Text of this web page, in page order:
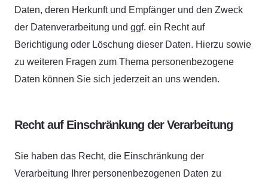
Daten, deren Herkunft und Empfänger und den Zweck
der Datenverarbeitung und ggf. ein Recht auf
Berichtigung oder Löschung dieser Daten. Hierzu sowie
zu weiteren Fragen zum Thema personenbezogene
Daten können Sie sich jederzeit an uns wenden.
Recht auf Einschränkung der Verarbeitung
Sie haben das Recht, die Einschränkung der
Verarbeitung Ihrer personenbezogenen Daten zu